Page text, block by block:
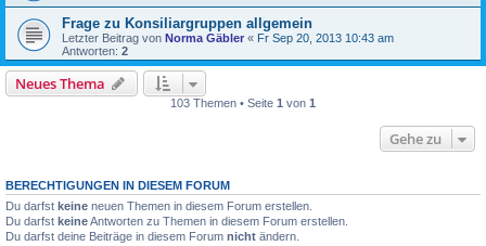
Frage zu Konsiliargruppen allgemein
Letzter Beitrag von Norma Gäbler « Fr Sep 20, 2013 10:43 am
Antworten: 2
Neues Thema
103 Themen • Seite 1 von 1
Gehe zu
BERECHTIGUNGEN IN DIESEM FORUM
Du darfst keine neuen Themen in diesem Forum erstellen.
Du darfst keineAntworten zu Themen in diesem Forum erstellen.
Du darfst deine Beiträge in diesem Forum nicht ändern.